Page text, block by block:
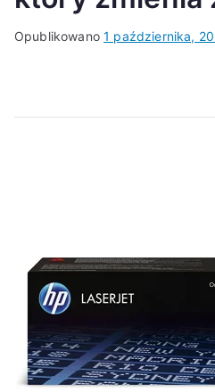
Opublikowano1 października,